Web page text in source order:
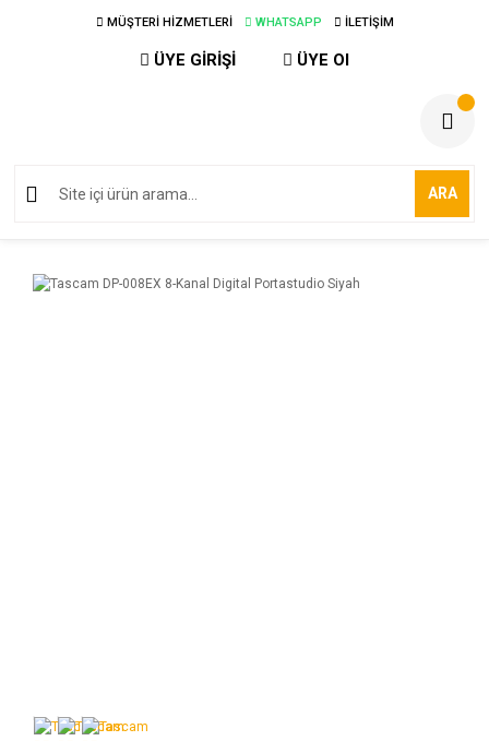
MÜŞTERİ HİZMETLERİ WHATSAPP İLETİŞİM
ÜYE GİRİŞİ ÜYE Ol
ARA